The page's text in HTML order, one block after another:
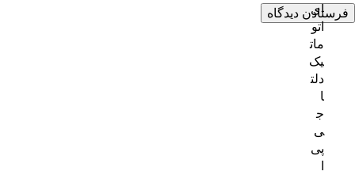
ای
اتو
مات
یک
دلت
ا
ج
ی
پی